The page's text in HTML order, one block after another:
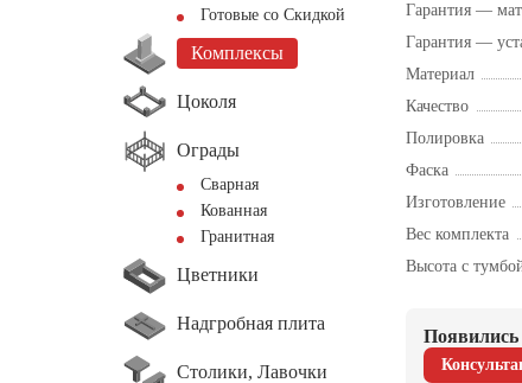
Готовые со Скидкой
Комплексы
Цоколя
Ограды
Сварная
Кованная
Гранитная
Цветники
Надгробная плита
Столики, Лавочки
Гарантия —
Гарантия —
Материал
Качество
Полировка
Фаска
Изготовление
Вес комплекта
Высота с
Появились